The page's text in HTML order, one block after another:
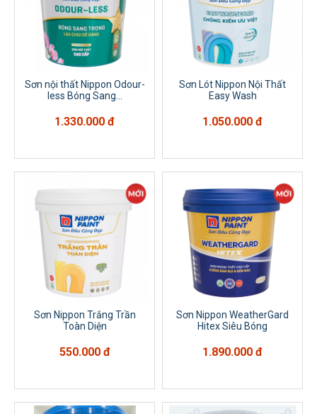
Sơn nội thất Nippon Odour-
less Bóng Sang...
1.330.000 đ
Sơn Lót Nippon Nội Thất
Easy Wash
1.050.000 đ
Sơn Nippon Trắng Trần
Toàn Diện
550.000 đ
Sơn Nippon WeatherGard
Hitex Siêu Bóng
1.890.000 đ